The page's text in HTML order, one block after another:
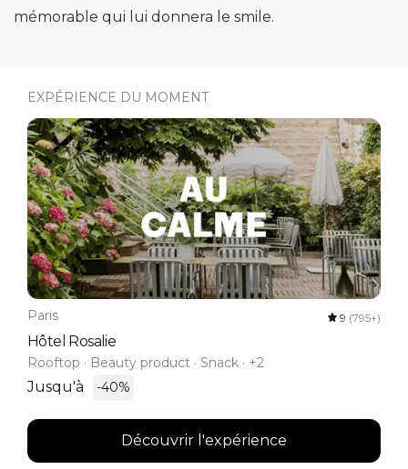
mémorable qui lui donnera le smile.
EXPÉRIENCE DU MOMENT
Paris 9 (795+)
Hôtel Rosalie
Rooftop · Beauty product · Snack · +2
Jusqu'à -40%
Découvrir l'expérience